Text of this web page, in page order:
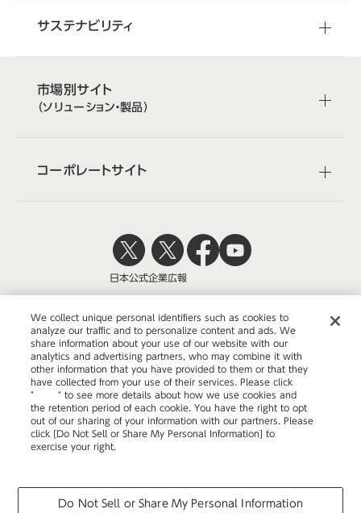
サステナビリティ
市場別サイト
（ソリューション・製品）
コーポレートサイト
株式会社オカムラ
ウェブサイトのご利用について
プライバシーポリシー
COPYRIGHT © OKAMURA CORPORATION. ALL RIGHTS RESERVED.
日本公式企業広報
We collect unique personal identifiers such as cookies to
analyze our traffic and to personalize content and ads. We
share information about your use of our website with our
analytics and advertising partners, who may combine it with
other information that you have provided to them or that they
have collected from your use of their services. Please click
"
here" to see more details about how we use cookies and
the retention period of each cookie. You have the right to opt
out of our sharing of your information with our partners. Please
click [Do Not Sell or Share My Personal Information] to
exercise your right.
Do Not Sell or Share My Personal Information